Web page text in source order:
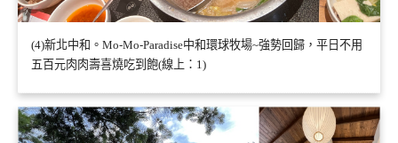
(4)新北中和。Mo-Mo-Paradise中和環球牧場~強勢回歸，平日不用
五百元肉肉壽喜燒吃到飽(線上：1)